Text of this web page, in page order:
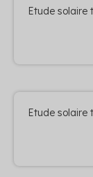
Etude solaire
Etude solaire